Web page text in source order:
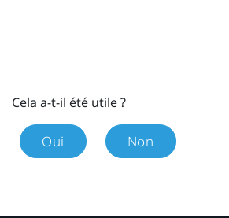
Cela a-t-il été utile ?
Oui Non